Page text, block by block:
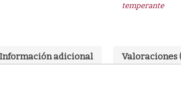
cantidad
temperante
Información adicional Valoraciones